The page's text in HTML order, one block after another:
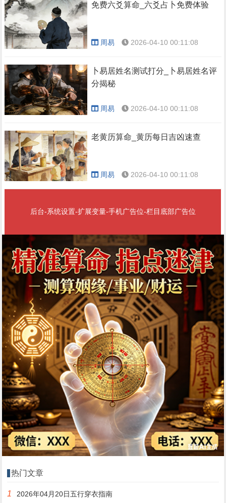
免费六爻算命_六爻占卜免费体验
周易 2026-04-10 00:11:08
卜易居姓名测试打分_卜易居姓名评
分揭秘
周易 2026-04-10 00:11:08
老黄历算命_黄历每日吉凶速查
周易 2026-04-10 00:11:08
后台-系统设置-扩展变量-手机广告位-栏目底部广告位
热门文章
1 2026年04月20日五行穿衣指南